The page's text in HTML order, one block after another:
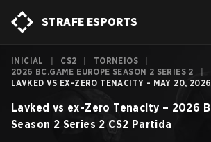
STRAFE ESPORTS
INICIAL CS2 TORNEIOS
2026 BC.GAME EUROPE SEASON 2 SERIES 2
LAVKED VS EX-ZERO TENACITY - MAY 20, 2026
Lavked vs ex-Zero Tenacity – 2026
Season 2 Series 2 CS2 Partida